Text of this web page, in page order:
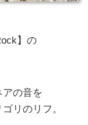
】の
の音を
リのリフ。